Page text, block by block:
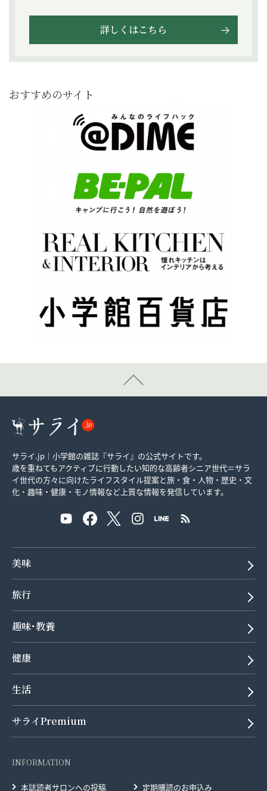
詳しくはこちら
おすすめのサイト
サライ.jp｜小学館の雑誌『サライ』の公式サイトです。
歳を重ねてもアクティブに行動したい知的な高齢者シニア世代＝サラ
イ世代の方々に向けたライフスタイル提案と旅・食・人物・歴史・文
化・趣味・健康・モノ情報など上質な情報を発信しています。
美味
旅行
趣味･教養
健康
生活
サライPremium
INFORMATION
本誌読者サロンへの投稿 定期購読のお申込み